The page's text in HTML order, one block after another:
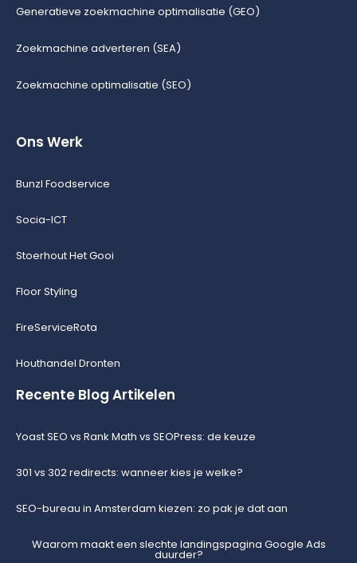
Generatieve zoekmachine optimalisatie (GEO)
Zoekmachine adverteren (SEA)
Zoekmachine optimalisatie (SEO)
Ons Werk
Bunzl Foodservice
Socia-ICT
Stoerhout Het Gooi
Floor Styling
FireServiceRota
Houthandel Dronten
Recente Blog Artikelen
Yoast SEO vs Rank Math vs SEOPress: de keuze
301 vs 302 redirects: wanneer kies je welke?
SEO-bureau in Amsterdam kiezen: zo pak je dat aan
Waarom maakt een slechte landingspagina Google Ads
duurder?